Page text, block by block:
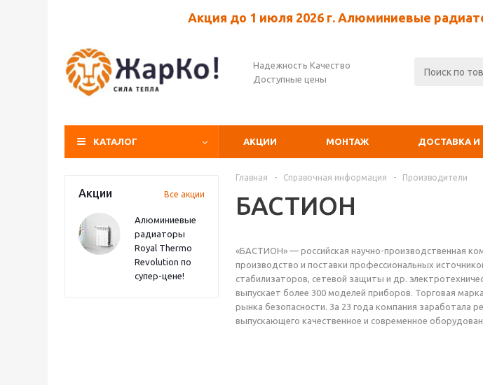
Акция до 1 июля 2026 г. Алюминиевые
Надежность Качество
Доступные цены
КАТАЛОГ АКЦИИ МОНТАЖ ДОСТАВКА И
Акции Все акции
Алюминиевые
радиаторы
Royal Thermo
Revolution по
супер-цене!
Главная - Справочная информация - Производители
БАСТИОН
«БАСТИОН» — российская научно-производственная
производство и поставки профессиональных
стабилизаторов, сетевой защиты и др.
выпускает более 300 моделей приборов. Торговая
рынка безопасности. За 23 года компания заработала
выпускающего качественное и современное